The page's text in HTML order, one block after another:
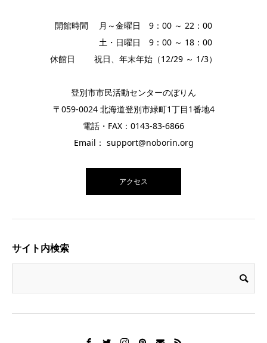
開館時間 月～金曜日 9：00 ～ 22：00
土・日曜日 9：00 ～ 18：00
休館日 祝日、年末年始（12/29 ～ 1/3）
登別市市民活動センターのぼりん
〒059-0024 北海道登別市緑町1丁目1番地4
電話・FAX：0143-83-6866
Email： support@noborin.org
アクセス
サイト内検索